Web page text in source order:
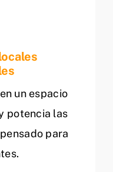
un espacio
potencia las
para